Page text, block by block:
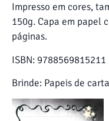
Impresso em cores,
150g. Capa em papel
páginas.
ISBN: 9788569815211
Brinde: Papeis de